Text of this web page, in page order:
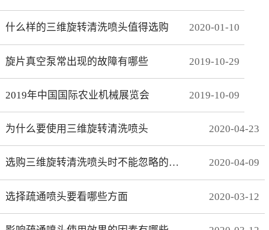
什么样的三维旋转清洗喷头值得选购 2020-01-10
旋片真空泵常出现的故障有哪些 2019-10-29
2019年中国国际农业机械展览会 2019-10-09
为什么要使用三维旋转清洗喷头 2020-04-23
选购三维旋转清洗喷头时不能忽略的事项有哪些 2020-04-09
选择疏通喷头要看哪些方面 2020-03-12